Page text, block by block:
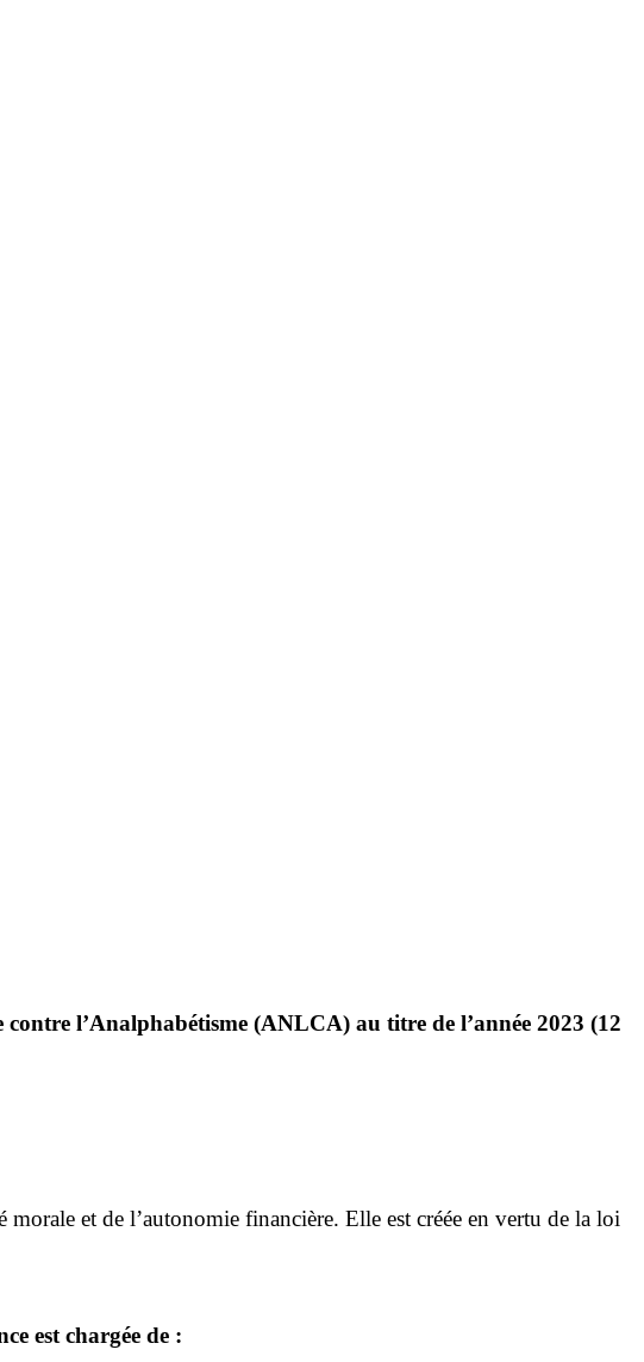
l’Analphabétisme (ANLCA) au titre de l’année 2023 (12
et de l’autonomie financière. Elle est créée en vertu de la loi
est chargée de :